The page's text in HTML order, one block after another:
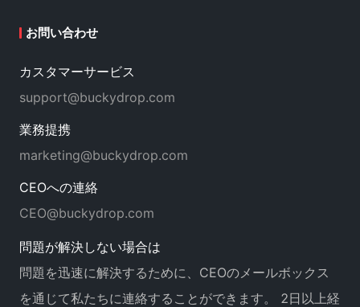
体験を向上させるための新しいソリューションを
る企業に、BuckyDropを心からお勧めします。
お問い合わせ
カスタマーサービス
support@buckydrop.com
業務提携
marketing@buckydrop.com
CEOへの連絡
CEO@buckydrop.com
問題が解決しない場合は
問題を迅速に解決するために、CEOのメールボックス
を通じて私たちに連絡することができます。 2日以上経